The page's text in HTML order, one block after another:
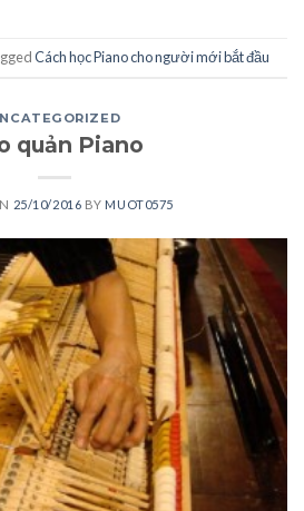
Cách học Piano cho người mới bắt đầu
quản Piano
25/10/2016 BY MUOT0575